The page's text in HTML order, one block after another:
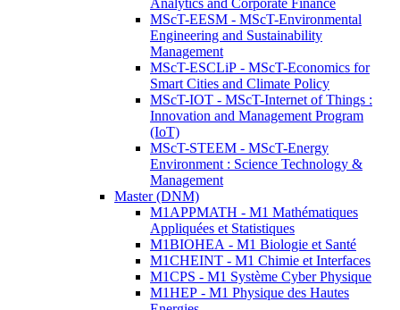
Analytics and Corporate Finance
MScT-EESM - MScT-Environmental
Engineering and Sustainability
Management
MScT-ESCLiP - MScT-Economics for
Smart Cities and Climate Policy
MScT-IOT - MScT-Internet of Things :
Innovation and Management Program
(IoT)
MScT-STEEM - MScT-Energy
Environment : Science Technology &
Management
Master (DNM)
M1APPMATH - M1 Mathématiques
Appliquées et Statistiques
M1BIOHEA - M1 Biologie et Santé
M1CHEINT - M1 Chimie et Interfaces
M1CPS - M1 Système Cyber Physique
M1HEP - M1 Physique des Hautes